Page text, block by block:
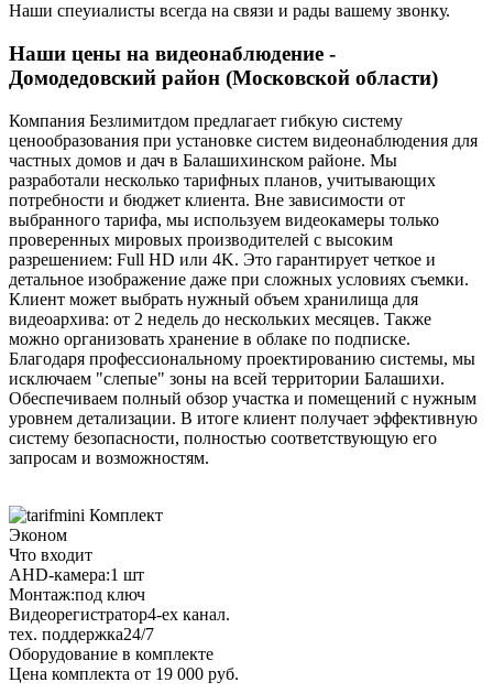
Наши спеуиалисты всегда на связи и рады вашему звонку.
Наши цены на видеонаблюдение -
Домодедовский район (Московской области)
Компания Безлимитдом предлагает гибкую систему
ценообразования при установке систем видеонаблюдения для
частных домов и дач в Балашихинском районе. Мы
разработали несколько тарифных планов, учитывающих
потребности и бюджет клиента. Вне зависимости от
выбранного тарифа, мы используем видеокамеры только
проверенных мировых производителей с высоким
разрешением: Full HD или 4K. Это гарантирует четкое и
детальное изображение даже при сложных условиях съемки.
Клиент может выбрать нужный объем хранилища для
видеоархива: от 2 недель до нескольких месяцев. Также
можно организовать хранение в облаке по подписке.
Благодаря профессиональному проектированию системы, мы
исключаем "слепые" зоны на всей территории Балашихи.
Обеспечиваем полный обзор участка и помещений с нужным
уровнем детализации. В итоге клиент получает эффективную
систему безопасности, полностью соответствующую его
запросам и возможностям.
Комплект
Эконом
Что входит
AHD-камера:1 шт
Монтаж:под ключ
Видеорегистратор4-ех канал.
тех. поддержка24/7
Оборудование в комплекте
Цена комплекта от 19 000 руб.